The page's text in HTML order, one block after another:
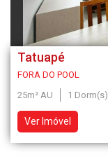
Tatuapé
FORA DO POOL
25m² AU
1 Dorm(s)
Ver Imóvel